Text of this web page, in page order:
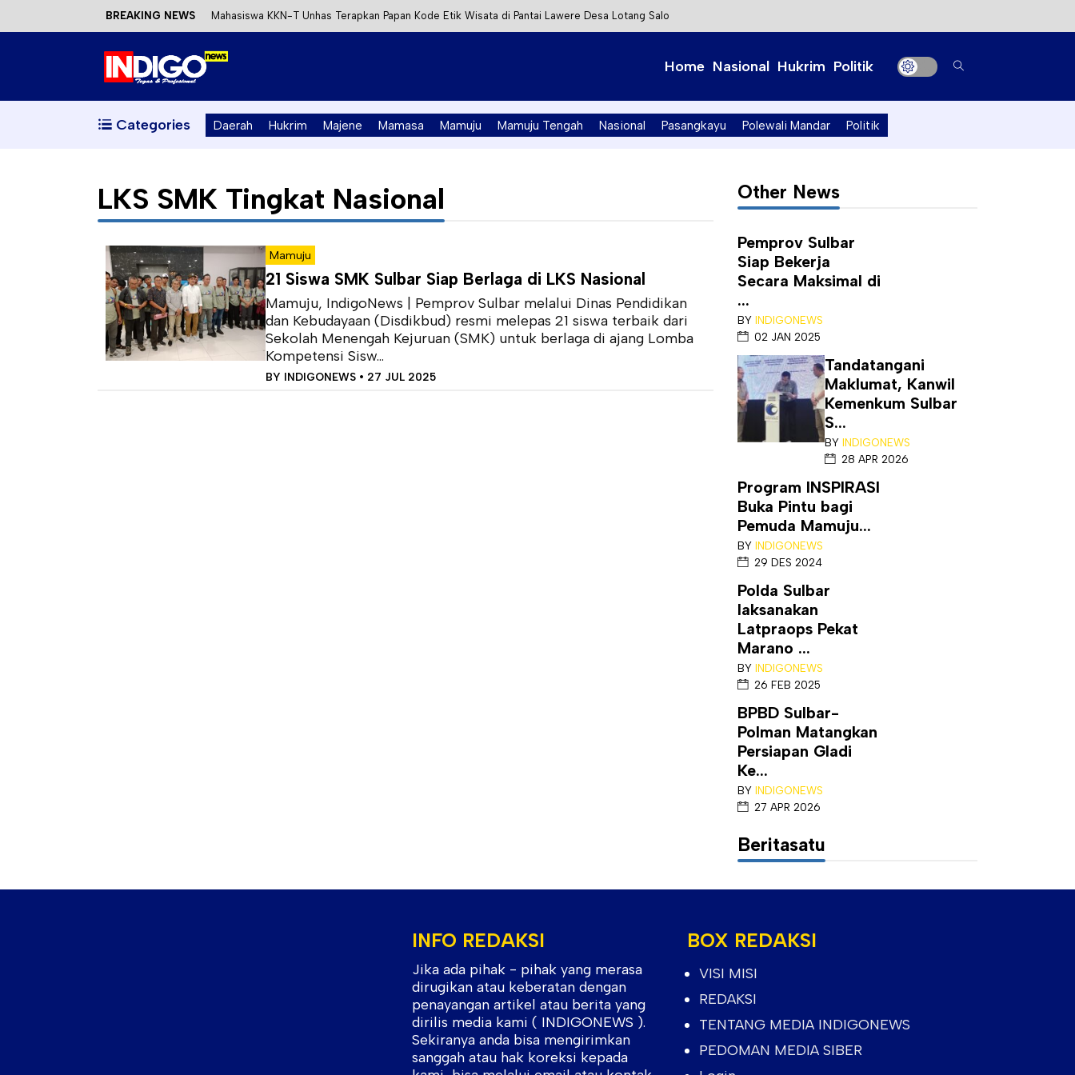
BREAKING NEWS Mahasiswa KKN-T Unhas Terapkan Papan Kode Etik Wisata di Pantai Lawere Desa Lotang Salo
Satu DPO Pengeroyokan SPBU Tapalang Ditangkap, Satu Lagi Kabur ke Kalimantan
Kecewa Kapolresta Absen, APPK Mamuju Soroti Kejanggalan Kasus Tambang Emas Ilegal
Home Nasional Hukrim Politik
Categories Daerah Hukrim Majene Mamasa Mamuju Mamuju Tengah Nasional Pasangkayu Polewali Mandar Politik
LKS SMK Tingkat Nasional
Mamuju
21 Siswa SMK Sulbar Siap Berlaga di LKS Nasional
Mamuju, IndigoNews | Pemprov Sulbar melalui Dinas Pendidikan
dan Kebudayaan (Disdikbud) resmi melepas 21 siswa terbaik dari
Sekolah Menengah Kejuruan (SMK) untuk berlaga di ajang Lomba
Kompetensi Sisw...
BY INDIGONEWS • 27 JUL 2025
Other News
Pemprov Sulbar
Siap Bekerja
Secara Maksimal di
...
BY INDIGONEWS
02 JAN 2025
Tandatangani
Maklumat, Kanwil
Kemenkum Sulbar
S...
BY INDIGONEWS
28 APR 2026
Program INSPIRASI
Buka Pintu bagi
Pemuda Mamuju...
BY INDIGONEWS
29 DES 2024
Polda Sulbar
laksanakan
Latpraops Pekat
Marano ...
BY INDIGONEWS
26 FEB 2025
BPBD Sulbar-
Polman Matangkan
Persiapan Gladi
Ke...
BY INDIGONEWS
27 APR 2026
Beritasatu
INFO REDAKSI
Jika ada pihak - pihak yang merasa
dirugikan atau keberatan dengan
penayangan artikel atau berita yang
dirilis media kami ( INDIGONEWS ).
Sekiranya anda bisa mengirimkan
sanggah atau hak koreksi kepada
BOX REDAKSI
VISI MISI
REDAKSI
TENTANG MEDIA INDIGONEWS
PEDOMAN MEDIA SIBER